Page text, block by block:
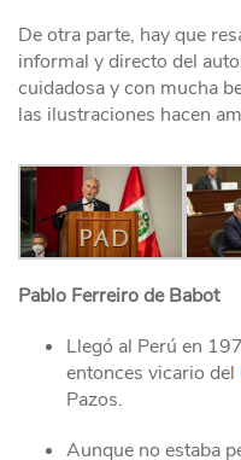
De otra parte, hay que
informal y directo del
cuidadosa y con mucha
las ilustraciones hacen
Pablo Ferreiro de Babot
Llegó al Perú en
entonces vicario del
Pazos.
Aunque no estaba